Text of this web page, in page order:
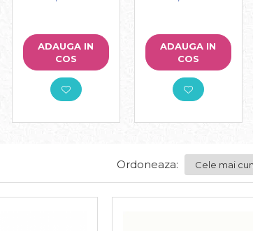
ADAUGA IN
COS
ADAUGA IN
COS
Ordoneaza: